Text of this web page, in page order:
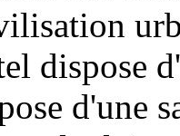
dispose
d'une